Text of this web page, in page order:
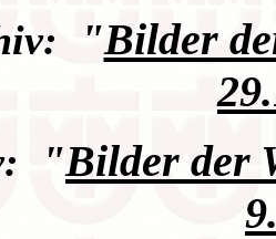
"Bilder
"Bilder der